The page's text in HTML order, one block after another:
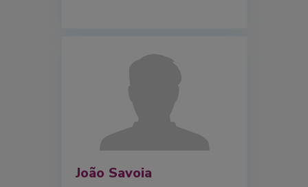
João Savoia